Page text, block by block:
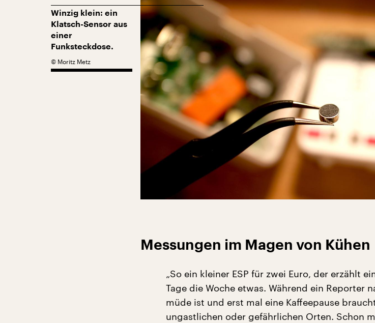
Winzig klein: ein
Klatsch-Sensor aus
einer
Funksteckdose.
© Moritz Metz
Messungen im Magen von Kühen
„So ein kleiner ESP für zwei Euro, der erzählt
Tage die Woche etwas. Während ein Reporter
müde ist und erst mal eine Kaffeepause
ungastlichen oder gefährlichen Orten. Schon